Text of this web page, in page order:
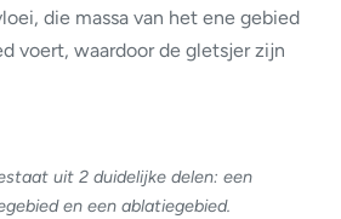
die massa van het ene gebied
voert, waardoor de gletsjer zijn
uit 2 duidelijke delen: een
en een ablatiegebied.